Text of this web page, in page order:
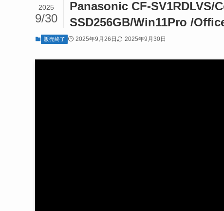
Panasonic CF-SV1RDLVS/
SSD256GB/Win11Pro /
2025
9/30
販売終了 2025年9月26日 2025年9月30日